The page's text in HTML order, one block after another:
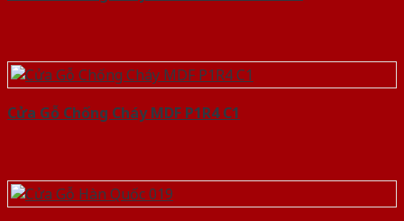
Cửa Gỗ Chống Cháy MDF P1R4 C1